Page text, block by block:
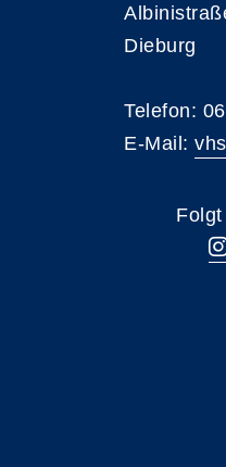
Dieburg
Telefon:
E-Mail: